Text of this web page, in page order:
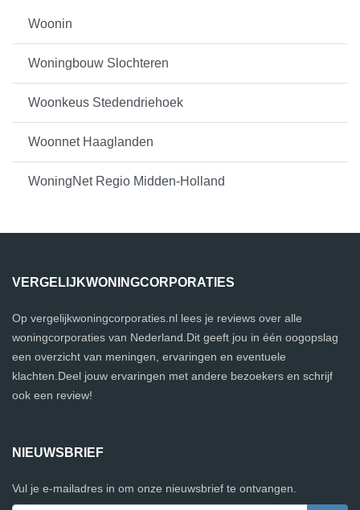
Woonin
Woningbouw Slochteren
Woonkeus Stedendriehoek
Woonnet Haaglanden
WoningNet Regio Midden-Holland
VERGELIJKWONINGCORPORATIES
Op vergelijkwoningcorporaties.nl lees je reviews over alle
woningcorporaties van Nederland.Dit geeft jou in één oogopslag
een overzicht van meningen, ervaringen en eventuele
klachten.Deel jouw ervaringen met andere bezoekers en schrijf
ook een review!
NIEUWSBRIEF
Vul je e-mailadres in om onze nieuwsbrief te ontvangen.